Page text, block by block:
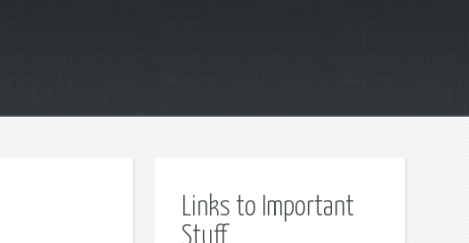
Links to Important
Stuff